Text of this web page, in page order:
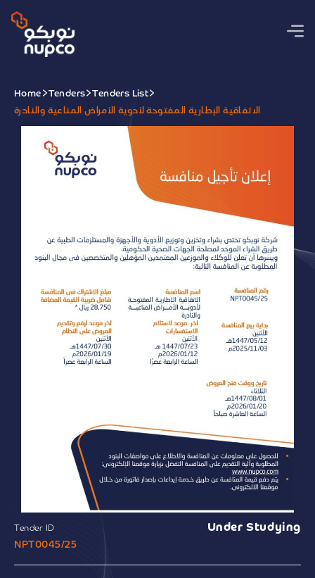
Home Tenders
Tenders List
الاتفاقية الإطارية المفتوحة لأدوية الأمراض المناعية والنادرة
Tender ID
NPT0045/25
Under Studying